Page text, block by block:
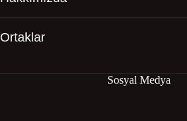
Ortaklar
Sosyal Medya